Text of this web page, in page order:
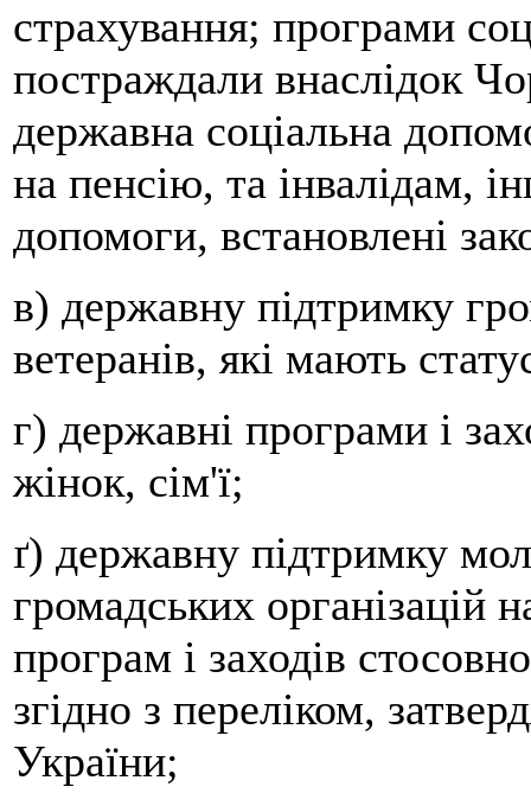
страхування; програми
постраждали внаслідок
державна соціальна
на пенсію, та інвалідам,
допомоги, встановлені
в) державну підтримку
ветеранів, які мають
г) державні програми і
жінок, сім'ї;
ґ) державну підтримку
громадських організацій
програм і заходів
згідно з переліком,
України;